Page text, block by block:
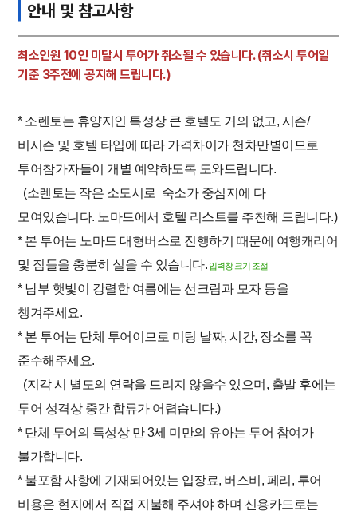
안내 및 참고사항
최소인원 10인 미달시 투어가 취소될 수 있습니다. (취소시 투어일
기준 3주전에 공지해 드립니다.)
* 소렌토는 휴양지인 특성상 큰 호텔도 거의 없고, 시즌/
비시즌 및 호텔 타입에 따라 가격차이가 천차만별이므로
투어참가자들이 개별 예약하도록 도와드립니다.
(소렌토는 작은 소도시로 숙소가 중심지에 다
모여있습니다. 노마드에서 호텔 리스트를 추천해 드립니다.)
* 본 투어는 노마드 대형버스로 진행하기 때문에 여행캐리어
및 짐들을 충분히 실을 수 있습니다. 입력창 크기 조절
* 남부 햇빛이 강렬한 여름에는 선크림과 모자 등을
챙겨주세요.
* 본 투어는 단체 투어이므로 미팅 날짜, 시간, 장소를 꼭
준수해주세요.
(지각 시 별도의 연락을 드리지 않을수 있으며, 출발 후에는
투어 성격상 중간 합류가 어렵습니다.)
* 단체 투어의 특성상 만 3세 미만의 유아는 투어 참여가
불가합니다.
* 불포함 사항에 기재되어있는 입장료, 버스비, 페리, 투어
비용은 현지에서 직접 지불해 주셔야 하며 신용카드로는